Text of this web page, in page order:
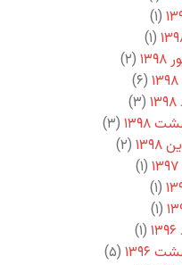
(۱)
(۱)
(۲)
(۶)
(۳)
۱۳۹۸
(۳)
(۲)
(۱)
(۱)
(۱)
(۱)
۱۳۹۶
(۵)